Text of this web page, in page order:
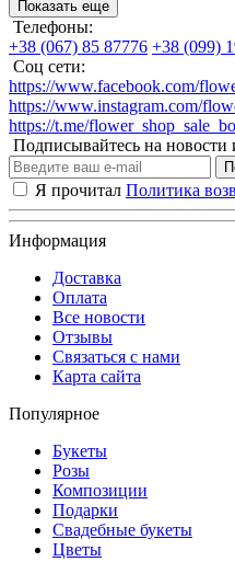
Показать еще
Телефоны:
+38 (067) 85 87776 +38 (099)
Соц сети:
https://www.facebook.com/
https://www.instagram.com/
https://t.me/
Подписывайтесь на новости
Я прочитал Политика
Информация
Доставка
Оплата
Все новости
Отзывы
Связаться с нами
Карта сайта
Популярное
Букеты
Розы
Композиции
Подарки
Свадебные букеты
Цветы